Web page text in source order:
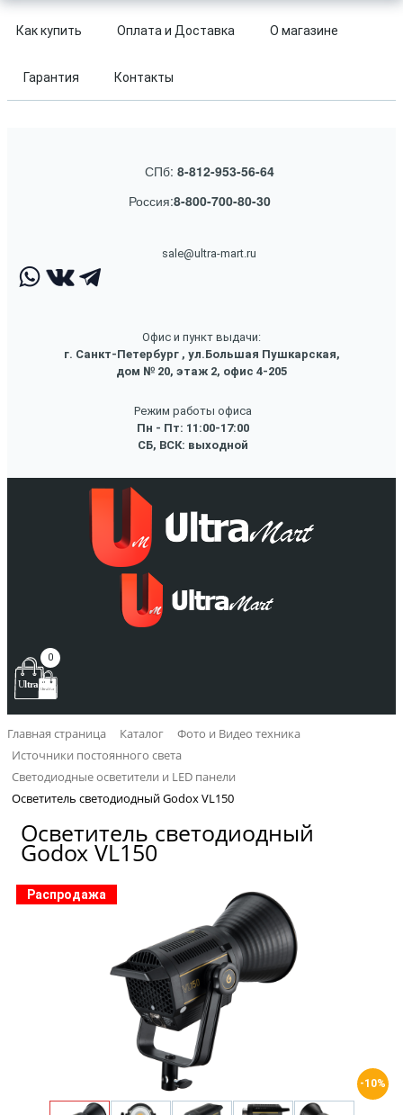
Как купить Оплата и Доставка О магазине
Гарантия Контакты
СПб: 8-812-953-56-64
Россия:8-800-700-80-30
sale@ultra-mart.ru
Офис и пункт выдачи:
г. Санкт-Петербург , ул.Большая Пушкарская,
дом № 20, этаж 2, офис 4-205
Режим работы офиса
Пн - Пт: 11:00-17:00
СБ, ВСК: выходной
0
Главная страница Каталог
Фото и Видео техника
Источники постоянного света
Светодиодные осветители и LED панели
Осветитель светодиодный Godox VL150
Осветитель светодиодный
Godox VL150
Распродажа
-10%